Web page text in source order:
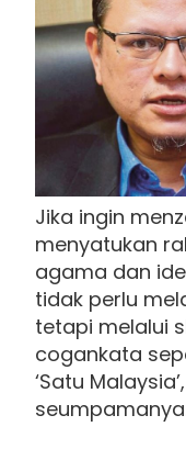
Jika ingin
menyatukan
agama dan
tidak perlu
tetapi melalui
cogankata
‘Satu